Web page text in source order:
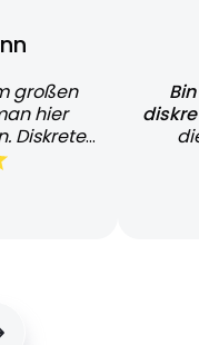
großen
hier
Diskrete